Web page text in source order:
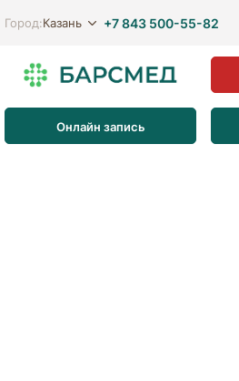
Город:Казань +7 843 500-55-82
Онлайн запись